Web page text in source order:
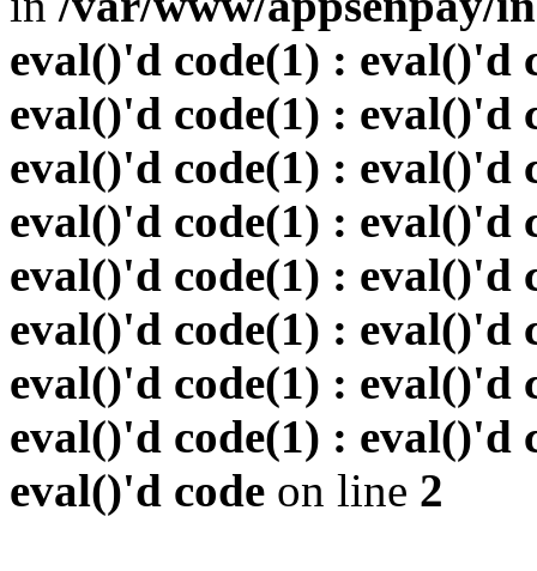
eval()'d code(1) : eval()'d
eval()'d code(1) : eval()'d
eval()'d code(1) : eval()'d
eval()'d code(1) : eval()'d
eval()'d code(1) : eval()'d
eval()'d code(1) : eval()'d
eval()'d code(1) : eval()'d
eval()'d code(1) : eval()'d
eval()'d code on line 2